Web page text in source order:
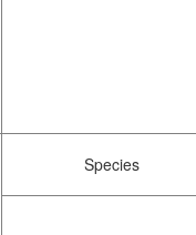
Species